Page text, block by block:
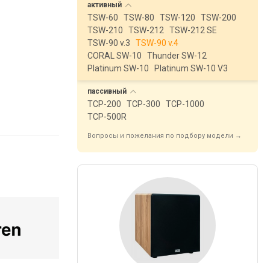
активный
TSW-60 TSW-80 TSW-120
TSW-200
TSW-210
TSW-212
TSW-212 SE
TSW-90 v.3
TSW-90 v.4
CORAL SW-10
Thunder SW-12
Platinum SW-10
Platinum SW-10 V3
пассивный
TCP-200 TCP-300
TCP-1000
TCP-500R
Вопросы и пожелания по подбору модели →